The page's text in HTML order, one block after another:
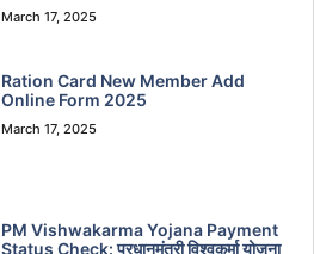
March 17, 2025
Ration Card New Member Add
Online Form 2025
March 17, 2025
PM Vishwakarma Yojana Payment
Status Check: प्रधानमंत्री विश्वकर्मा योजना